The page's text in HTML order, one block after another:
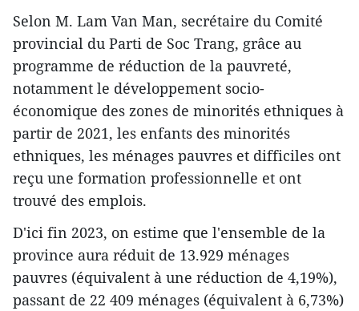
Selon M. Lam Van Man, secrétaire du Comité
provincial du Parti de Soc Trang, grâce au
programme de réduction de la pauvreté,
notamment le développement socio-
économique des zones de minorités ethniques à
partir de 2021, les enfants des minorités
ethniques, les ménages pauvres et difficiles ont
reçu une formation professionnelle et ont
trouvé des emplois.
D'ici fin 2023, on estime que l'ensemble de la
province aura réduit de 13.929 ménages
pauvres (équivalent à une réduction de 4,19%),
passant de 22 409 ménages (équivalent à 6,73%)